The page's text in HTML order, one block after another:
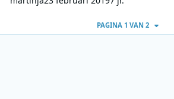
PAGINA 1 VAN 2